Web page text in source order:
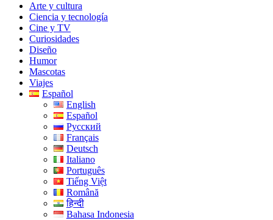
Arte y cultura
Ciencia y tecnología
Cine y TV
Curiosidades
Diseño
Humor
Mascotas
Viajes
Español
English
Español
Русский
Français
Deutsch
Italiano
Português
Tiếng Việt
Română
हिन्दी
Bahasa Indonesia